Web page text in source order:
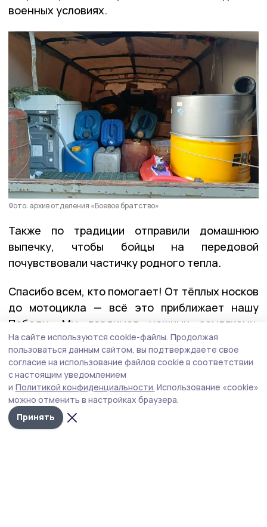
военных условиях.
Фото: архив отделения «Боевое братство»
Также по традиции отправили домашнюю
выпечку, чтобы бойцы на передовой
почувствовали частичку родного тепла.
Спасибо всем, кто помогает! От тёплых носков
до мотоцикла — всё это приближает нашу
Победу. Мы гордимся нашими земляками,
отметили в местном отделении «Боевого
братства».
гумпомощь сво
Автор: Татьяна Саяпина
На сайте используются cookie-файлы. Продолжая
пользоваться данным сайтом, вы подтверждаете свое
согласие на использование файлов cookie в соответствии
с настоящим уведомлением
и Политикой конфиденциальности. Использование «cookie»
можно отменить в настройках браузера.
Принять